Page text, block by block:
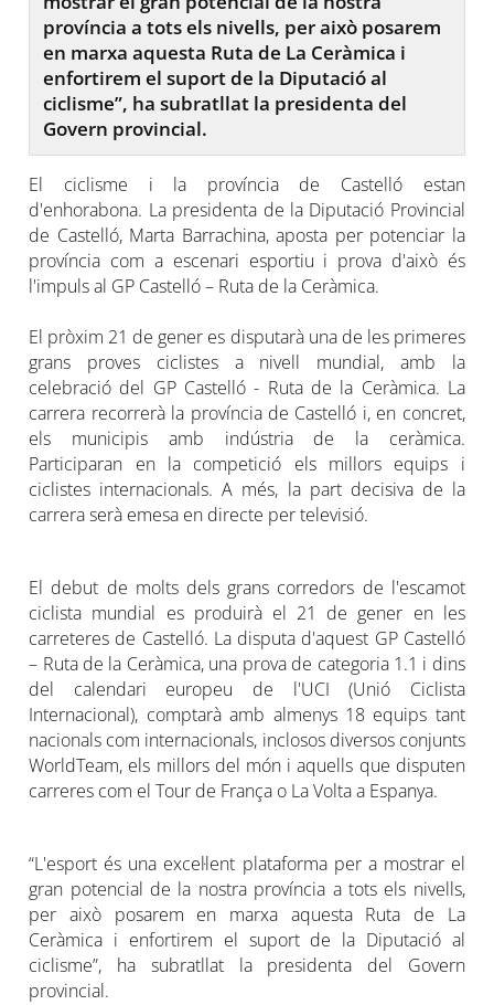
província a tots els nivells, per això posarem
en marxa aquesta Ruta de La Ceràmica i
enfortirem el suport de la Diputació al
ciclisme”, ha subratllat la presidenta del
Govern provincial.
El ciclisme i la província de Castelló estan
d'enhorabona. La presidenta de la Diputació Provincial
de Castelló, Marta Barrachina, aposta per potenciar la
província com a escenari esportiu i prova d'això és
l'impuls al GP Castelló – Ruta de la Ceràmica.
El pròxim 21 de gener es disputarà una de les primeres
grans proves ciclistes a nivell mundial, amb la
celebració del GP Castelló - Ruta de la Ceràmica. La
carrera recorrerà la província de Castelló i, en concret,
els municipis amb indústria de la ceràmica.
Participaran en la competició els millors equips i
ciclistes internacionals. A més, la part decisiva de la
carrera serà emesa en directe per televisió.
El debut de molts dels grans corredors de l'escamot
ciclista mundial es produirà el 21 de gener en les
carreteres de Castelló. La disputa d'aquest GP Castelló
– Ruta de la Ceràmica, una prova de categoria 1.1 i dins
del calendari europeu de l'UCI (Unió Ciclista
Internacional), comptarà amb almenys 18 equips tant
nacionals com internacionals, inclosos diversos conjunts
WorldTeam, els millors del món i aquells que disputen
carreres com el Tour de França o La Volta a Espanya.
“L'esport és una excel·lent plataforma per a mostrar el
gran potencial de la nostra província a tots els nivells,
per això posarem en marxa aquesta Ruta de La
Ceràmica i enfortirem el suport de la Diputació al
ciclisme”, ha subratllat la presidenta del Govern
provincial.